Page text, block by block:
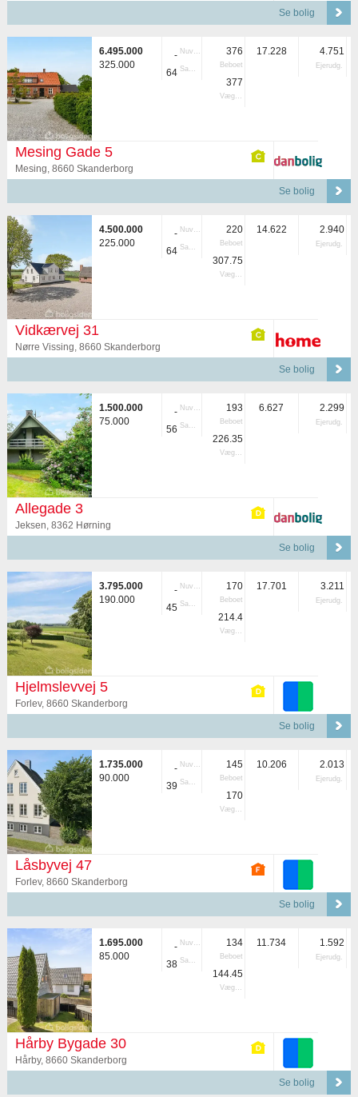
Se bolig
6.495.000
325.000
- Nuvær.
64 Samlet
376
Beboet
377
Vægtet
17.228 4.751
Ejerudg.
Mesing Gade 5
Mesing, 8660 Skanderborg
Se bolig
4.500.000
225.000
- Nuvær.
64 Samlet
220
Beboet
307.75
Vægtet
14.622 2.940
Ejerudg.
Vidkærvej 31
Nørre Vissing, 8660 Skanderborg
Se bolig
1.500.000
75.000
- Nuvær.
56 Samlet
193
Beboet
226.35
Vægtet
6.627 2.299
Ejerudg.
Allegade 3
Jeksen, 8362 Hørning
Se bolig
3.795.000
190.000
- Nuvær.
45 Samlet
170
Beboet
214.4
Vægtet
17.701 3.211
Ejerudg.
Hjelmslevvej 5
Forlev, 8660 Skanderborg
Se bolig
1.735.000
90.000
- Nuvær.
39 Samlet
145
Beboet
170
Vægtet
10.206 2.013
Ejerudg.
Låsbyvej 47
Forlev, 8660 Skanderborg
Se bolig
1.695.000
85.000
- Nuvær.
38 Samlet
134
Beboet
144.45
Vægtet
11.734 1.592
Ejerudg.
Hårby Bygade 30
Hårby, 8660 Skanderborg
Se bolig